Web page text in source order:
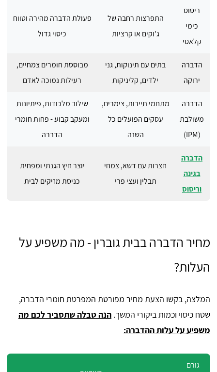
ריסוס
כימי
קלאסי
התפרצות רחבה של
ג'וקים או קרציות
פעולת הדברה מהירה וטווח
כיסוי גדול
הדברה
ירוקה
בתים עם תינוקות, גני
ילדים, קליניקות
מבוססת חומרים צמחיים,
רעילות נמוכה לאדם
הדברה
משולבת
(IPM)
מתחמי תיירות, צימרים,
עסקים הפועלים כל
השנה
שילוב מלכודות, פיתיונות
ומעקב קבוע - פחות חומרי
הדברה
הדברה
בגינה
וריסוס
חצרות עם דשא, צמחי
תבלין ועצי פרי
יוצר חיץ הגנתי ומפחית
כניסת מזיקים לבית
מחיר הדברה בבית גוברין - מה משפיע על
העלות?
המלצה, בקשו הצעת מחיר מפורטת המפרטת חומרי הדברה,
שטח כיסוי וכמות ביקורי המשך. הנה טבלה שתסביר לכם מה
משפיע על עלות ההדברה:
גורם